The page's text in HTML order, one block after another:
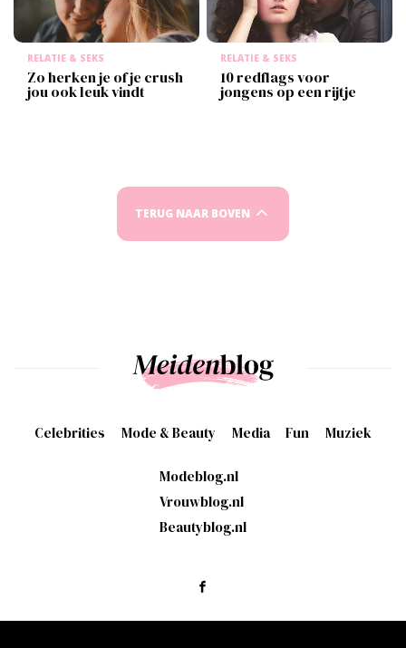
RELATIE & SEKS
Zo herken je of je crush
jou ook leuk vindt
RELATIE & SEKS
10 redflags voor
jongens op een rijtje
TERUG NAAR BOVEN
Celebrities Mode & Beauty Media Fun Muziek
Modeblog.nl
Vrouwblog.nl
Beautyblog.nl